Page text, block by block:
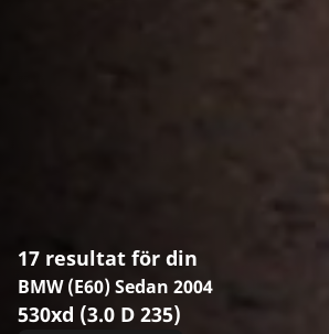
17 resultat för din
BMW (E60) Sedan 2004
530xd (3.0 D 235)